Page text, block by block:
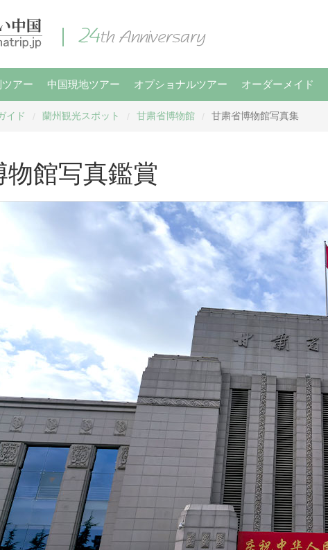
アー 中国現地ツアー オプショナルツアー オーダーメイド
イド 蘭州観光スポット 甘粛省博物館 甘粛省博物館写真集
物館写真鑑賞